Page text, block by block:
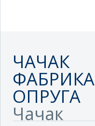
ЧАЧАК
ФАБРИКА
ОПРУГА
Чачак